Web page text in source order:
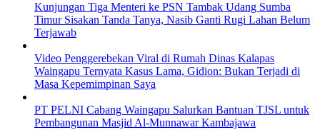
Kunjungan Tiga Menteri ke PSN Tambak Udang Sumba
Timur Sisakan Tanda Tanya, Nasib Ganti Rugi Lahan Belum
Terjawab
Video Penggerebekan Viral di Rumah Dinas Kalapas
Waingapu Ternyata Kasus Lama, Gidion: Bukan Terjadi di
Masa Kepemimpinan Saya
PT PELNI Cabang Waingapu Salurkan Bantuan TJSL untuk
Pembangunan Masjid Al-Munnawar Kambajawa